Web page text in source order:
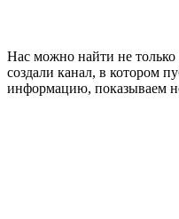
Нас можно найти не
создали канал, в котором
информацию, показываем